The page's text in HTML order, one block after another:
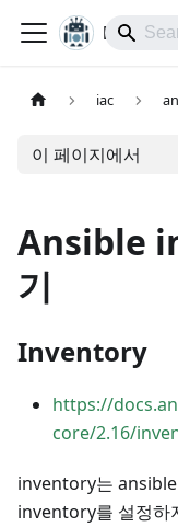
lol-IoT
iac
이 페이지에서
Ansible
기
Inventory
https://
core/2.16/
inventory는 ansible
inventory를 설정하